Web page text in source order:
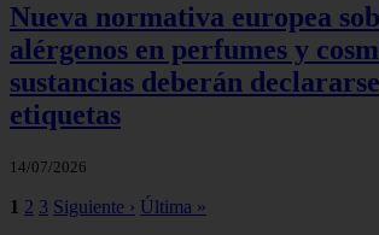
Nueva normativa europea
alérgenos en perfumes y
sustancias deberán
etiquetas
14/07/2026
1 2 3 Siguiente › Última »